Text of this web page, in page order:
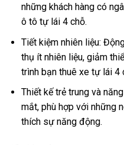
những khách hàng có
ô tô tự lái 4 chỗ.
Tiết kiệm nhiên liệu:
thụ ít nhiên liệu, giảm
trình bạn thuê xe tự lái 4
Thiết kế trẻ trung và
mắt, phù hợp với những
thích sự năng động.